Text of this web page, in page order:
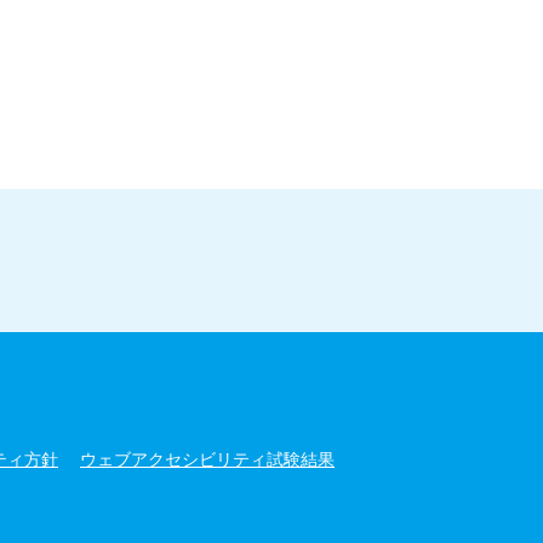
ィ方針 ウェブアクセシビリティ試験結果